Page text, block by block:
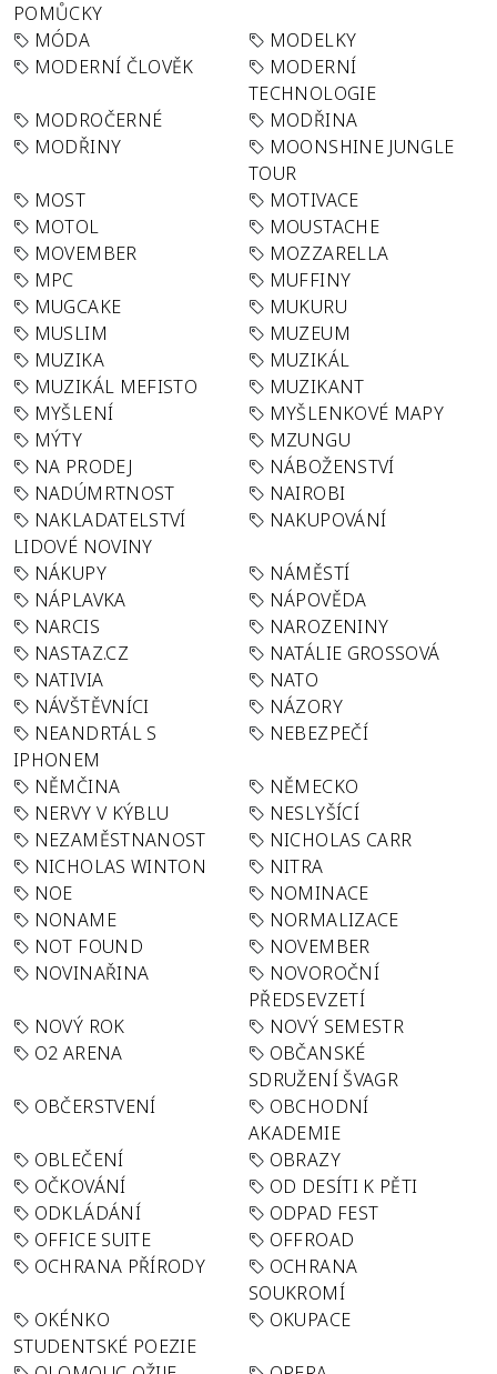
POMŮCKY
MÓDA
MODELKY
MODERNÍ ČLOVĚK
MODERNÍ
TECHNOLOGIE
MODROČERNÉ
MODŘINA
MODŘINY
MOONSHINE JUNGLE
TOUR
MOST
MOTIVACE
MOTOL
MOUSTACHE
MOVEMBER
MOZZARELLA
MPC
MUFFINY
MUGCAKE
MUKURU
MUSLIM
MUZEUM
MUZIKA
MUZIKÁL
MUZIKÁL MEFISTO
MUZIKANT
MYŠLENÍ
MYŠLENKOVÉ MAPY
MÝTY
MZUNGU
NA PRODEJ
NÁBOŽENSTVÍ
NADÚMRTNOST
NAIROBI
NAKLADATELSTVÍ
LIDOVÉ NOVINY
NAKUPOVÁNÍ
NÁKUPY
NÁMĚSTÍ
NÁPLAVKA
NÁPOVĚDA
NARCIS
NAROZENINY
NASTAZ.CZ
NATÁLIE GROSSOVÁ
NATIVIA
NATO
NÁVŠTĚVNÍCI
NÁZORY
NEANDRTÁL S
IPHONEM
NEBEZPEČÍ
NĚMČINA
NĚMECKO
NERVY V KÝBLU
NESLYŠÍCÍ
NEZAMĚSTNANOST
NICHOLAS CARR
NICHOLAS WINTON
NITRA
NOE
NOMINACE
NONAME
NORMALIZACE
NOT FOUND
NOVEMBER
NOVINAŘINA
NOVOROČNÍ
PŘEDSEVZETÍ
NOVÝ ROK
NOVÝ SEMESTR
O2 ARENA
OBČANSKÉ
SDRUŽENÍ ŠVAGR
OBČERSTVENÍ
OBCHODNÍ
AKADEMIE
OBLEČENÍ
OBRAZY
OČKOVÁNÍ
OD DESÍTI K PĚTI
ODKLÁDÁNÍ
ODPAD FEST
OFFICE SUITE
OFFROAD
OCHRANA PŘÍRODY
OCHRANA
SOUKROMÍ
OKÉNKO
STUDENTSKÉ POEZIE
OKUPACE